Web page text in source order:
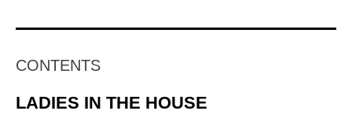
CONTENTS
LADIES IN THE HOUSE